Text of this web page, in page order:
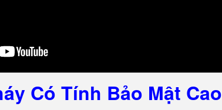
Có Tính Bảo Mật Cao